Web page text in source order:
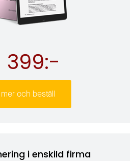
399:-
och beställ
i enskild firma